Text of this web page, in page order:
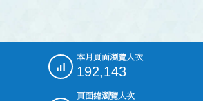
本月頁面瀏覽人次
192,143
頁面總瀏覽人次